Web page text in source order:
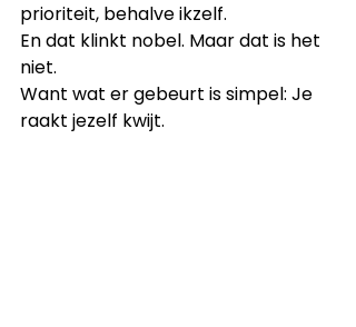
prioriteit, behalve ikzelf.
En dat klinkt nobel. Maar dat is het
niet.
Want wat er gebeurt is simpel: Je
raakt jezelf kwijt.